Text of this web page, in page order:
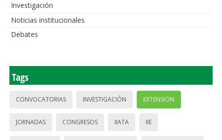
Investigación
Noticias institucionales
Debates
Tags
CONVOCATORIAS INVESTIGACIÓN EXTENSIÓN
JORNADAS CONGRESOS IIATA IIE